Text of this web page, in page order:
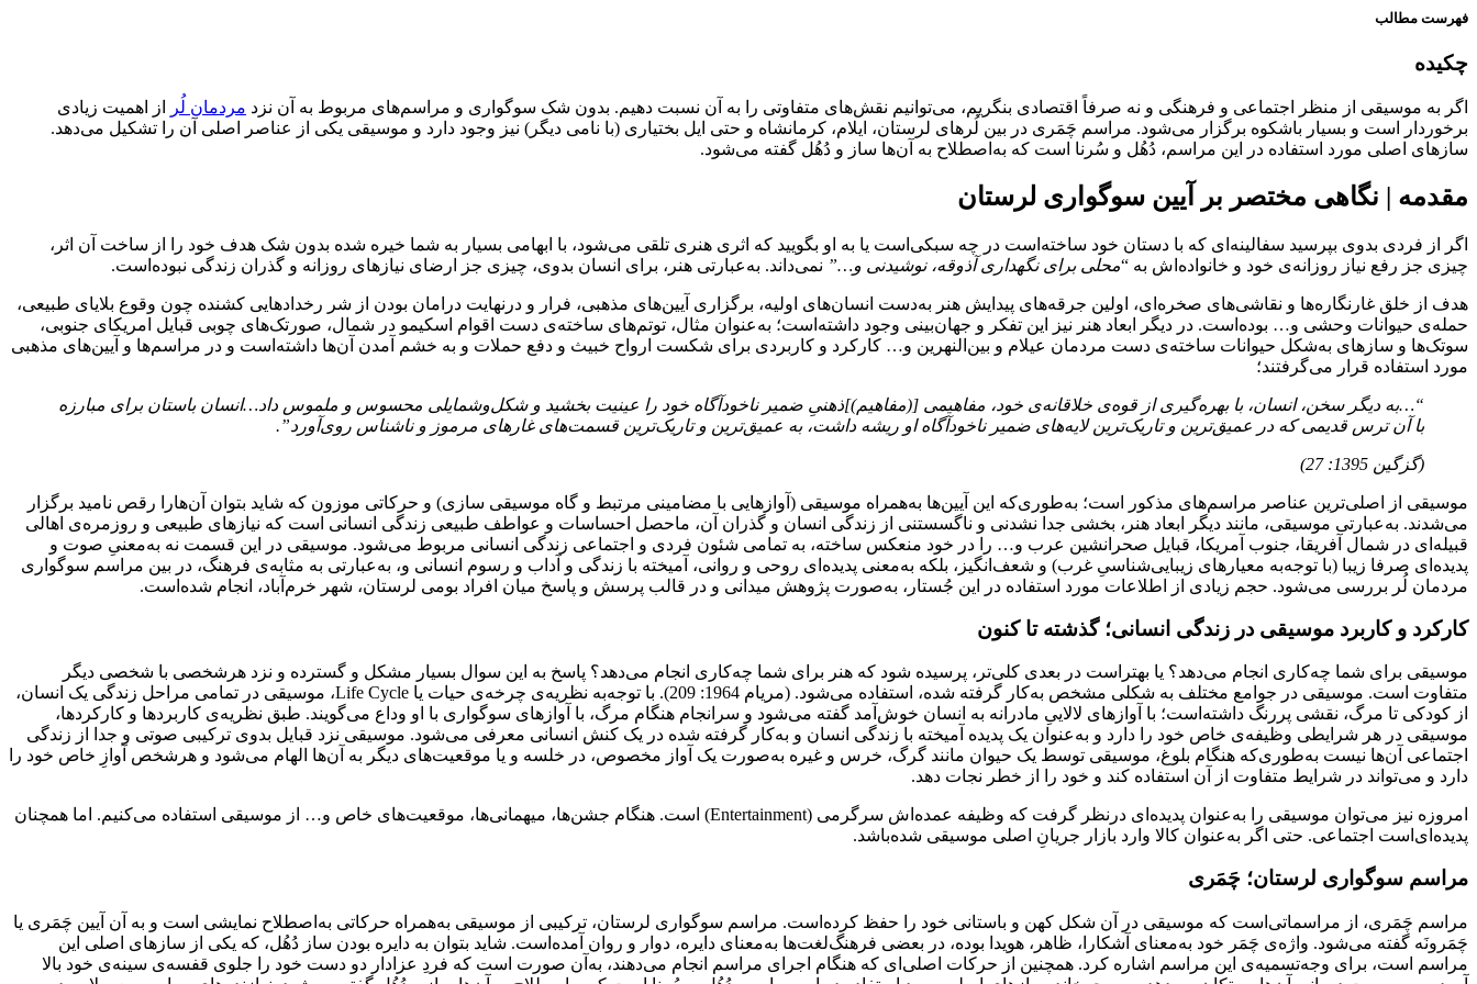
فهرست مطالب
چکیده
اگر به موسیقی از منظر اجتماعی و فرهنگی و نه صرفاً اقتصادی بنگریم، می‌توانیم نقش‌های متفاوتی را به آن نسبت دهیم. بدون شک سوگواری و مراسم‌های مربوط به آن نزد مردمان لُر
از اهمیت زیادی
برخوردار است و بسیار باشکوه برگزار می‌شود. مراسم چَمَری در بین لُرهای لرستان، ایلام، کرمانشاه و حتی ایل بختیاری (با نامی دیگر) نیز وجود دارد و موسیقی یکی از عناصر اصلی آن را تشکیل می‌دهد.
ساز‌های اصلی مورد استفاده در این مراسم، دُهُل و سُرنا است که به‌اصطلاح به آن‌ها ساز و دُهُل گفته می‌شود.
مقدمه | نگاهی مختصر بر آیین سوگواری لرستان
اگر از فردی بدوی بپرسید سفالینه‌ای که با دستان خود ساخته‌است در چه سبکی‌است یا به او بگویید که اثری هنری تلقی می‌شود، با ابهامی بسیار به شما خیره شده بدون شک هدف خود را از ساخت آن اثر،
چیزی جز رفع نیاز روزانه‌ی خود و خانواده‌اش به “محلی برای نگهداری آذوقه، نوشیدنی و…” نمی‌داند. به‌عبارتی هنر، برای انسان بدوی، چیزی جز ارضای نیازهای روزانه و گذران زندگی نبوده‌است.
هدف از خلق غارنگاره‌ها و نقاشی‌های صخره‌ای، اولین جرقه‌های پیدایش هنر به‌دست انسان‌های اولیه، برگزاری آیین‌های مذهبی، فرار و درنهایت درامان بودن از شر رخدادهایی کشنده چون وقوع بلایای طبیعی،
حمله‌ی حیوانات وحشی و… بوده‌است. در دیگر ابعاد هنر نیز این تفکر و جهان‌بینی وجود داشته‌است؛ به‌عنوان مثال، توتم‌های ساخته‌ی دست اقوام اسکیمو‌ در شمال، صورتک‌های چوبی قبایل امریکای جنوبی،
سوتک‌ها و سازهای به‌شکل حیوانات ساخته‌ی دست مردمان عیلام و بین‌النهرین و… کارکرد و کاربردی برای شکست ارواح خبیث و دفع حملات و به‌ خشم آمدن آن‌ها داشته‌است و در مراسم‌ها و آیین‌های مذهبی
مورد استفاده قرار می‌گرفتند؛
“…به‌ دیگر سخن، انسان، با بهره‌گیری از قوه‌ی خلاقانه‌‌ی خود، مفاهیمی [(مفاهیم)]ذهنیِ ضمیر ناخودآگاه خود را عینیت بخشید و شکل‌و‌شمایلی محسوس و ملموس داد…انسان باستان برای مبارزه
با آن ترس قدیمی که در عمیق‌ترین و تاریک‌ترین لایه‌های ضمیر ناخودآگاه او ریشه داشت، به عمیق‌ترین و تاریک‌ترین قسمت‌های غارهای مرموز و ناشناس روی‌آورد”.
(گزگین 1395: 27)
موسیقی از اصلی‌ترین عناصر مراسم‌های مذکور است؛ به‌طوری‌که این آیین‌ها به‌همراه موسیقی (آوازهایی با مضامینی مرتبط و گاه موسیقی سازی) و حرکاتی موزون که شاید بتوان آن‌هارا رقص نامید برگزار
می‌شدند. به‌عبارتی موسیقی، مانند دیگر ابعاد هنر، بخشی جدا نشدنی و ناگسستنی از زندگی انسان و گذران آن، ماحصل احساسات و عواطف طبیعی زندگی انسانی است که نیازهای طبیعی و روزمره‌ی اهالی
قبیله‌ای در شمال آفریقا، جنوب آمریکا، قبایل صحرانشین عرب و… را در خود منعکس ساخته، به تمامی شئون فردی و اجتماعی زندگی انسانی مربوط می‌شود. موسیقی در این قسمت نه به‌معنیِ صوت و
پدیده‌ای صرفا زیبا (با توجه‌به معیارهای زیبایی‌شناسیِ غرب) و شعف‌انگیز، بلکه به‌معنی پدیده‌ای روحی و روانی، آمیخته با زندگی و آداب و رسوم انسانی و، به‌عبارتی به مثابه‌ی فرهنگ، در بین مراسم سوگواری
مردمان لُر بررسی می‌شود. حجم زیادی از اطلاعات مورد استفاده در این جُستار، به‌صورت پژوهش میدانی و در قالب پرسش و پاسخ میان افراد بومی لرستان، شهر خرم‌آباد، انجام شده‌است.
کارکرد و کاربرد موسیقی در زندگی انسانی؛ گذشته تا کنون
موسیقی برای شما چه‌کاری انجام می‌دهد؟ یا بهتراست در بعدی کلی‌تر، پرسیده شود که هنر برای شما چه‌کاری انجام می‌دهد؟ پاسخ به این سوال بسیار مشکل و گسترده‌ و نزد هرشخصی با شخصی دیگر
متفاوت است. موسیقی در جوامع مختلف به شکلی مشخص به‌کار گرفته شده، استفاده می‌شود. (مریام 1964: 209). با توجه‌به نظریه‌ی چرخه‌ی حیات یا Life Cycle، موسیقی در تمامی مراحل زندگی یک انسان،
از کودکی تا مرگ، نقشی پررنگ داشته‌است؛ با آوازهای لالاییِ مادرانه به انسان خوش‌آمد گفته می‌شود و سرانجام هنگام مرگ، با آوازهای سوگواری با او وداع می‌گویند. طبق نظریه‌ی کاربردها و کارکردها،
موسیقی در هر شرایطی وظیفه‌ی خاص خود را دارد و به‌عنوان یک پدیده آمیخته با زندگی انسان و به‌کار گرفته شده در یک کنش انسانی معرفی می‌شود.‌ موسیقی نزد قبایل بدوی ترکیبی صوتی و جدا از زندگی
اجتماعی آن‌ها نیست به‌طوری‌که هنگام بلوغ، موسیقی توسط یک حیوان مانند گرگ، خرس و غیره به‌صورت یک آواز مخصوص، در خلسه و یا موقعیت‌های دیگر به آن‌ها الهام می‌شود و هرشخص آوازِ خاص خود را
دارد و می‌تواند در شرایط متفاوت از آن استفاده کند و خود را از خطر نجات دهد.
امروزه نیز می‌توان موسیقی را به‌عنوان پدیده‌ای درنظر گرفت که وظیفه‌ عمده‌اش سرگرمی (Entertainment) است. هنگام جشن‌ها، میهمانی‌ها، موقعیت‌های خاص و… از موسیقی استفاده می‌کنیم. اما همچنان
پدیده‌ای‌است اجتماعی. حتی اگر به‌عنوان کالا وارد بازار جریانِ اصلی موسیقی شده‌باشد.
مراسم سوگواری لرستان؛ چَمَری
مراسم چَمَری، از مراسماتی‌است که موسیقی در آن شکل کهن و باستانی خود را حفظ کرده‌است. مراسم سوگواری لرستان، ترکیبی از موسیقی به‌همراه حرکاتی به‌اصطلاح نمایشی است و به آن آیین چَمَری یا
چَمَرونَه گفته می‌شود. واژه‌ی چَمَر خود به‌معنای آشکارا، ظاهر، هویدا بوده، در بعضی فرهنگ‌لغت‌ها به‌معنای دایره، دوار و روان آمده‌است. شاید بتوان به دایره بودن ساز دُهُل، که یکی از سازهای اصلی این
مراسم است، برای وجه‌تسمیه‌ی این مراسم اشاره کرد. همچنین از حرکات اصلی‌ای که هنگام اجرای مراسم انجام می‌دهند، به‌آن صورت است که فردِ عزادار دو دست خود را جلوی قفسه‌ی سینه‌ی خود بالا